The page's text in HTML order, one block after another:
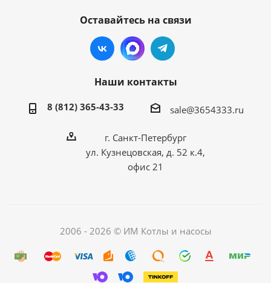
Оставайтесь на связи
Наши контакты
8 (812) 365-43-33 sale@3654333.ru
г. Санкт-Петербург
ул. Кузнецовская, д. 52 к.4,
офис 21
2006 - 2026 © ИМ Котлы и насосы